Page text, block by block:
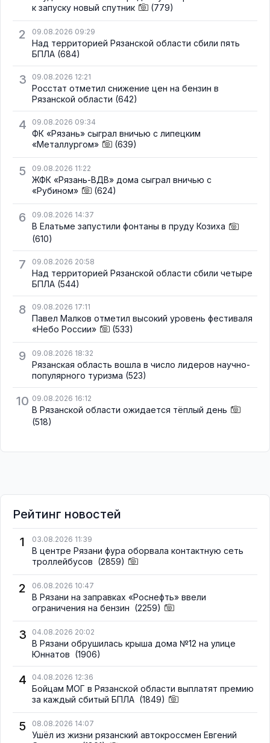
к запуску новый спутник
(779)
2 09.08.2026 09:29
Над территорией Рязанской области сбили пять
БПЛА (684)
3 09.08.2026 12:21
Росстат отметил снижение цен на бензин в
Рязанской области (642)
4 09.08.2026 09:34
ФК «Рязань» сыграл вничью с липецким
«Металлургом»
(639)
5 09.08.2026 11:22
ЖФК «Рязань-ВДВ» дома сыграл вничью с
«Рубином»
(624)
6 09.08.2026 14:37
В Елатьме запустили фонтаны в пруду Козиха
(610)
7 09.08.2026 20:58
Над территорией Рязанской области сбили четыре
БПЛА (544)
8 09.08.2026 17:11
Павел Малков отметил высокий уровень фестиваля
«Небо России»
(533)
9 09.08.2026 18:32
Рязанская область вошла в число лидеров научно-
популярного туризма (523)
10 09.08.2026 16:12
В Рязанской области ожидается тёплый день
(518)
Рейтинг новостей
1
03.08.2026 11:39
В центре Рязани фура оборвала контактную сеть
троллейбусов (2859)
2 06.08.2026 10:47
В Рязани на заправках «Роснефть» ввели
ограничения на бензин (2259)
3 04.08.2026 20:02
В Рязани обрушилась крыша дома №12 на улице
Юннатов (1906)
4 04.08.2026 12:36
Бойцам МОГ в Рязанской области выплатят премию
за каждый сбитый БПЛА (1849)
5 08.08.2026 14:07
Ушёл из жизни рязанский автокроссмен Евгений